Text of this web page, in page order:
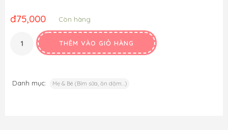
đ75,000 Còn hàng
THÊM VÀO GIỎ HÀNG
Danh mục: Mẹ & Bé (Bỉm sữa, ăn dặm...)